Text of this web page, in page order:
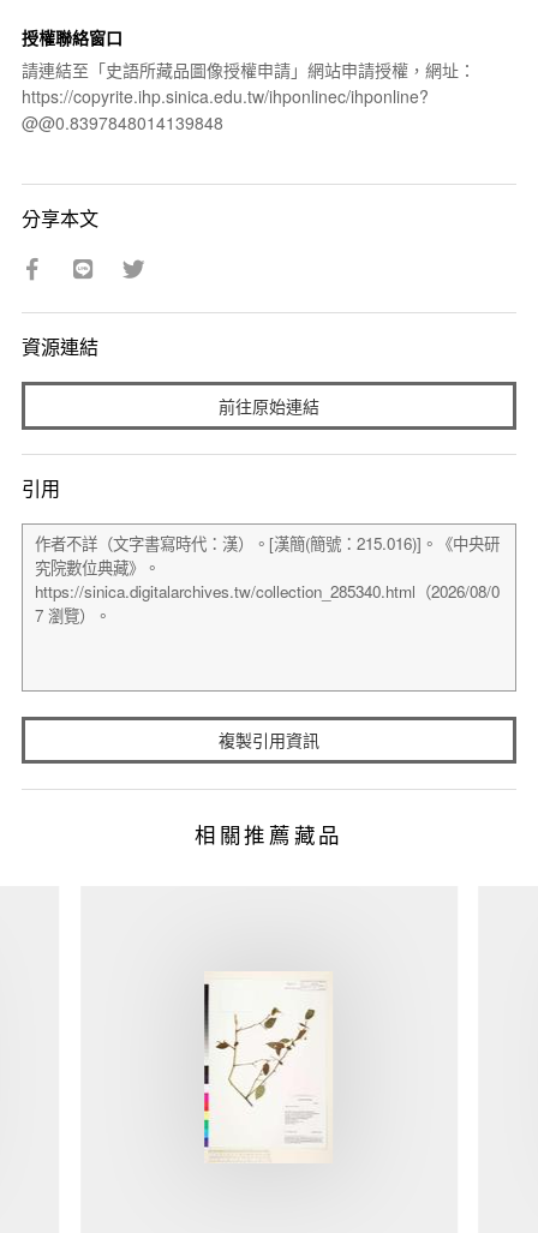
授權聯絡窗口
請連結至「史語所藏品圖像授權申請」網站申請授權，網址：
https://copyrite.ihp.sinica.edu.tw/ihponlinec/ihponline?
@@0.8397848014139848
分享本文
資源連結
前往原始連結
引用
複製引用資訊
相關推薦藏品